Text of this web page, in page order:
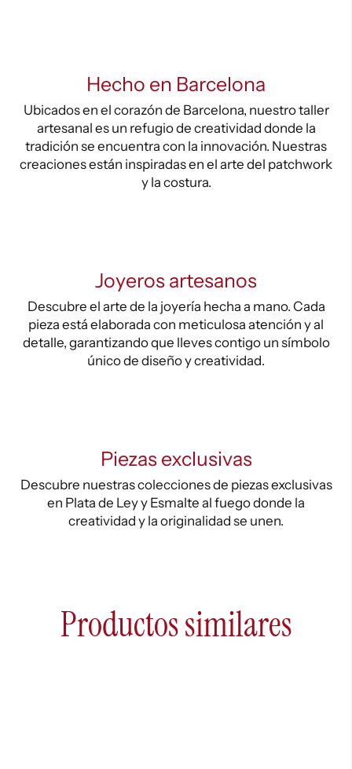
Hecho en Barcelona
Ubicados en el corazón de Barcelona, nuestro taller
artesanal es un refugio de creatividad donde la
tradición se encuentra con la innovación. Nuestras
creaciones están inspiradas en el arte del patchwork
y la costura.
Joyeros artesanos
Descubre el arte de la joyería hecha a mano. Cada
pieza está elaborada con meticulosa atención y al
detalle, garantizando que lleves contigo un símbolo
único de diseño y creatividad.
Piezas exclusivas
Descubre nuestras colecciones de piezas exclusivas
en Plata de Ley y Esmalte al fuego donde la
creatividad y la originalidad se unen.
Productos similares